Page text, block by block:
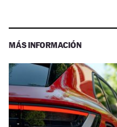
MÁS INFORMACIÓN